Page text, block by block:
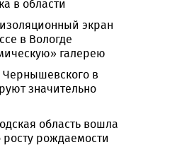
в области
экран
в Вологде
галерею
Чернышевского в
значительно
область вошла
рождаемости